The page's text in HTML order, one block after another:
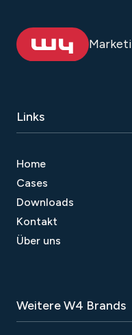
Links
Home
Cases
Downloads
Kontakt
Über uns
Weitere W4 Brands